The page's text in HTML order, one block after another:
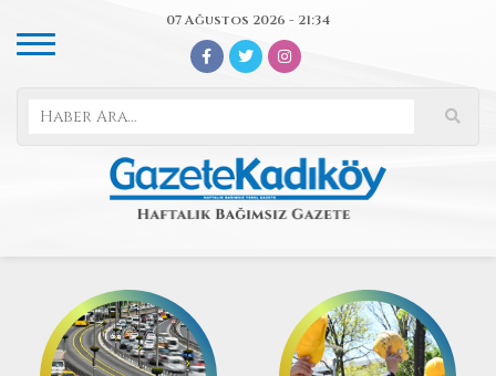
07 Ağustos 2026 - 21:34